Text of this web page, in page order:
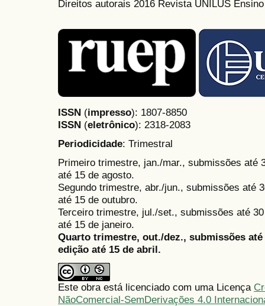
Direitos autorais 2016 Revista UNILUS
ISSN (impresso): 1807-8850
ISSN (eletrônico): 2318-2083
Periodicidade: Trimestral
Primeiro trimestre, jan./mar., submissões até
até 15 de agosto.
Segundo trimestre, abr./jun., submissões até
até 15 de outubro.
Terceiro trimestre, jul./set., submissões até
até 15 de janeiro.
Quarto trimestre, out./dez., submissões
edição até 15 de abril.
Este obra está licenciado com uma Licença
NãoComercial-SemDerivações 4.0